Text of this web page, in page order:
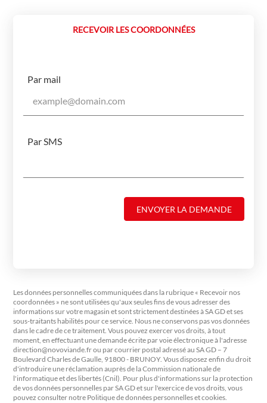
RECEVOIR LES COORDONNÉES
Par mail
Par SMS
ENVOYER LA DEMANDE
Les données personnelles communiquées dans la rubrique « Recevoir nos
coordonnées » ne sont utilisées qu'aux seules fins de vous adresser des
informations sur votre magasin et sont strictement destinées à SA GD et ses
sous-traitants habilités pour ce service. Nous ne conservons pas vos données
dans le cadre de ce traitement. Vous pouvez exercer vos droits, à tout
moment, en effectuant une demande écrite par voie électronique à l'adresse
direction@novoviande.frou par courrier postal adressé au SA GD – 7
Boulevard Charles de Gaulle, 91800 - BRUNOY. Vous disposez enfin du droit
d'introduire une réclamation auprès de la Commission nationale de
l'informatique et des libertés (Cnil). Pour plus d'informations sur la protection
de vos données personnelles par SA GD et sur l'exercice de vos droits, vous
pouvez consulter notre Politique de données personnelles et cookies.